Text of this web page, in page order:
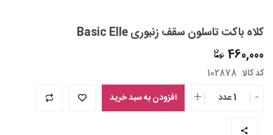
کلاه باکت تاسلون سقف زنبوری Basic Elle
460,000
کد کالا 102878
- 1 عدد + افزودن به سبد خرید